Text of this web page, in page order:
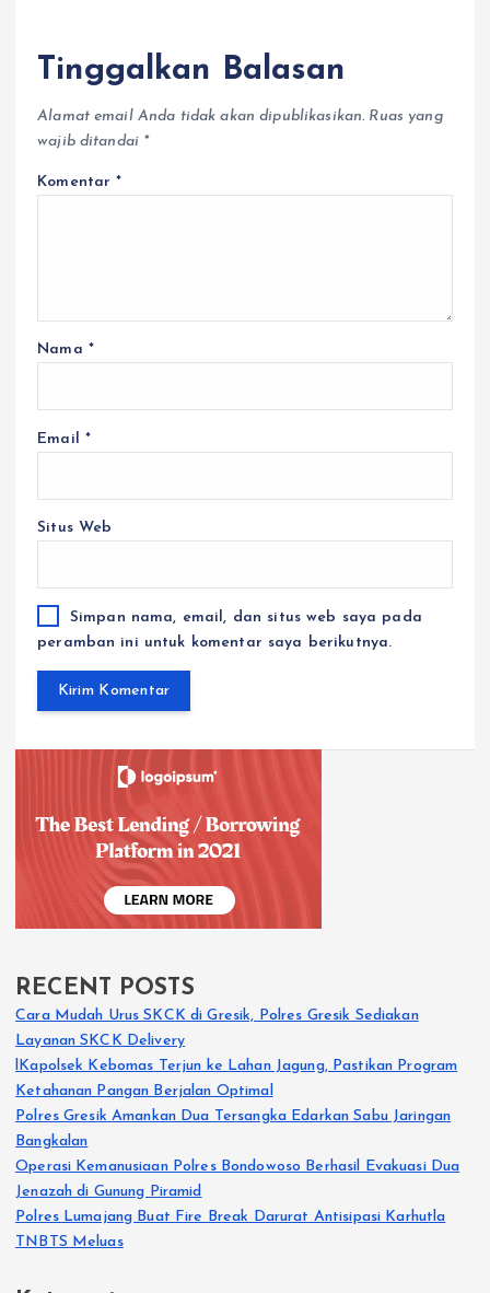
Tinggalkan Balasan
Alamat email Anda tidak akan dipublikasikan. Ruas yang
wajib ditandai *
Komentar*
Nama *
Email *
Situs Web
Simpan nama, email, dan situs web saya pada
peramban ini untuk komentar saya berikutnya.
RECENT POSTS
Cara Mudah Urus SKCK di Gresik, Polres Gresik Sediakan
Layanan SKCK Delivery
lKapolsek Kebomas Terjun ke Lahan Jagung, Pastikan Program
Ketahanan Pangan Berjalan Optimal
Polres Gresik Amankan Dua Tersangka Edarkan Sabu Jaringan
Bangkalan
Operasi Kemanusiaan Polres Bondowoso Berhasil Evakuasi Dua
Jenazah di Gunung Piramid
Polres Lumajang Buat Fire Break Darurat Antisipasi Karhutla
TNBTS Meluas